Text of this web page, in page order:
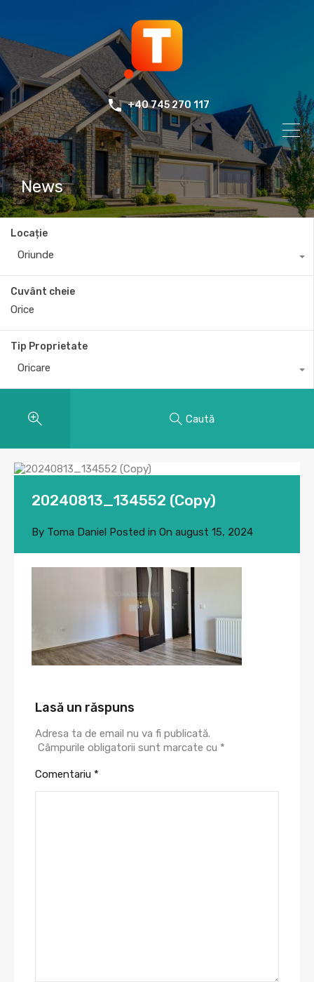
+40 745 270 117
News
Locație
Oriunde
Cuvânt cheie
Tip Proprietate
Oricare
Caută
20240813_134552 (Copy)
By Toma Daniel Posted in On august 15, 2024
Lasă un răspuns
Adresa ta de email nu va fi publicată.
Câmpurile obligatorii sunt marcate cu *
Comentariu *